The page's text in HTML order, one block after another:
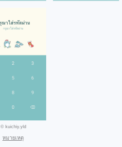
© kuichiy.yld
หมายเหตุ